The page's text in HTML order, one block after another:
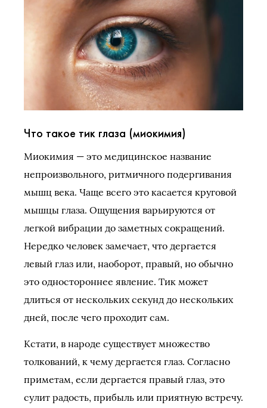
Что такое тик глаза (миокимия)
Миокимия — это медицинское название
непроизвольного, ритмичного подергивания
мышц века. Чаще всего это касается круговой
мышцы глаза. Ощущения варьируются от
легкой вибрации до заметных сокращений.
Нередко человек замечает, что дергается
левый глаз или, наоборот, правый, но обычно
это одностороннее явление. Тик может
длиться от нескольких секунд до нескольких
дней, после чего проходит сам.
Кстати, в народе существует множество
толкований, к чему дергается глаз. Согласно
приметам, если дергается правый глаз, это
сулит радость, прибыль или приятную встречу.